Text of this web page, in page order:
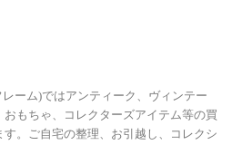
レーム)ではアンティーク、ヴィンテー
おもちゃ、コレクターズアイテム等の買
す。ご自宅の整理、お引越し、コレクシ